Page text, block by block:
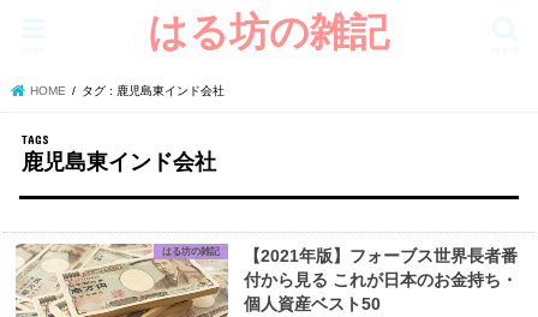
はる坊の雑記
HOME タグ : 鹿児島東インド会社
鹿児島東インド会社
はる坊の雑記
【2021年版】フォーブス世界長者番
付から見る これが日本のお金持ち・
個人資産ベスト50